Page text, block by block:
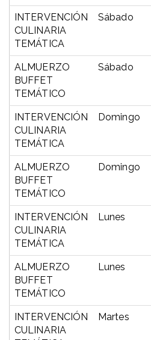
INTERVENCIÓN
CULINARIA
TEMÁTICA
Sábado
ALMUERZO
BUFFET
TEMÁTICO
Sábado
INTERVENCIÓN
CULINARIA
TEMÁTICA
Domingo
ALMUERZO
BUFFET
TEMÁTICO
Domingo
INTERVENCIÓN
CULINARIA
TEMÁTICA
Lunes
ALMUERZO
BUFFET
TEMÁTICO
Lunes
INTERVENCIÓN
CULINARIA
Martes